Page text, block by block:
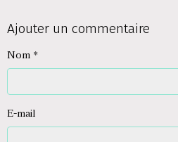
Ajouter un commentaire
Nom
E-mail